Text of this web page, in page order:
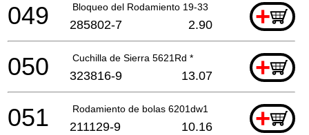
Bloqueo del Rodamiento 19-33 +
049 285802-7 2.90
Cuchilla de Sierra 5621Rd * +
050 323816-9 13.07
Rodamiento de bolas 6201dw1 +
051 211129-9 10.16